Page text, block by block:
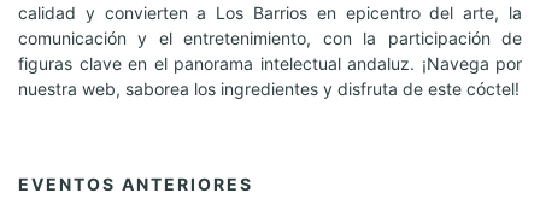
calidad y convierten a Los Barrios en epicentro del arte, la
comunicación y el entretenimiento, con la participación de
figuras clave en el panorama intelectual andaluz. ¡Navega por
nuestra web, saborea los ingredientes y disfruta de este cóctel!
EVENTOS ANTERIORES